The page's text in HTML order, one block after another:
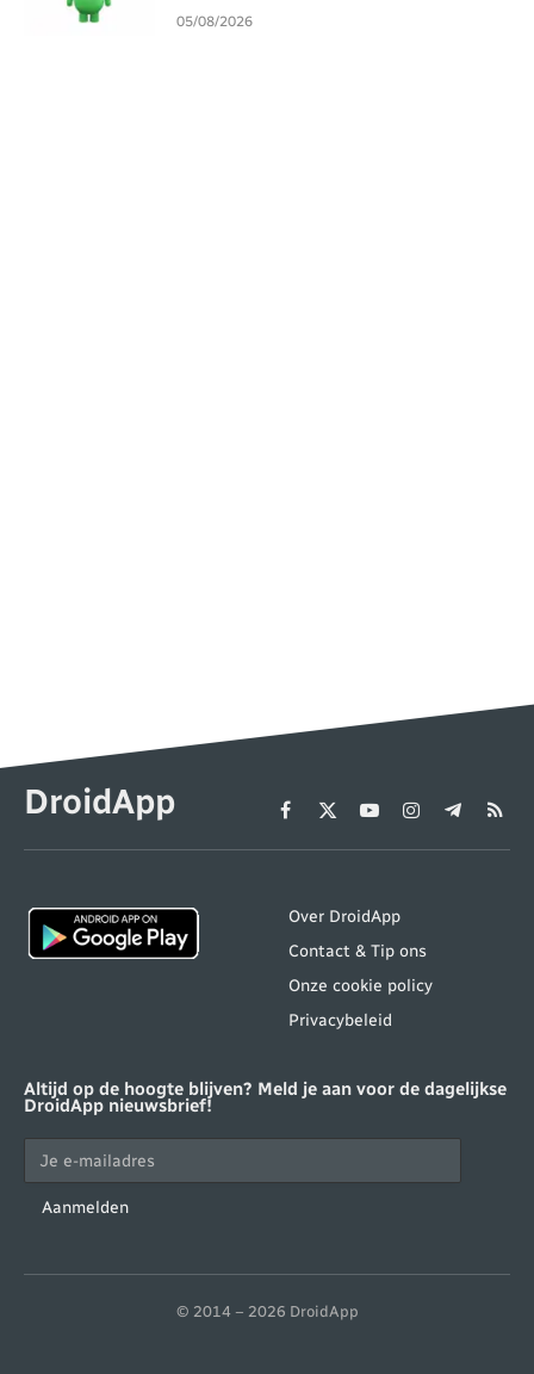
05/08/2026
DroidApp Facebook
X
(Twitter)
YouTubeInstagram
Telegram
RSS
Over DroidApp
Contact & Tip ons
Onze cookie policy
Privacybeleid
Altijd op de hoogte blijven? Meld je aan voor de dagelijkse
DroidApp nieuwsbrief!
Aanmelden
© 2014 – 2026 DroidApp